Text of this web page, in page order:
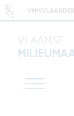
VLAAMSE